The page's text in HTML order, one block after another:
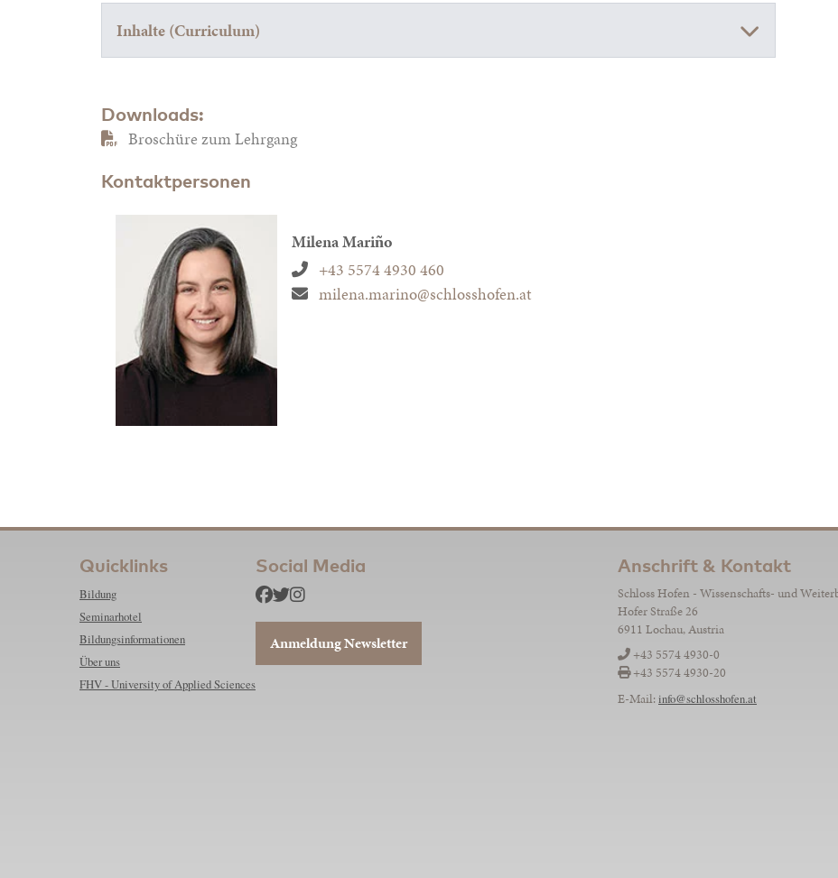
Inhalte (Curriculum)
Downloads:
Broschüre zum Lehrgang
Kontaktpersonen
Milena Mariño
+43 5574 4930 460
milena.marino@schlosshofen.at
Quicklinks
Bildung
Seminarhotel
Bildungsinformationen
Über uns
FHV - University of Applied Sciences
Social Media
Anmeldung Newsletter
Anschrift & Kontakt
Schloss Hofen - Wissenschafts- und
Hofer Straße 26
6911 Lochau, Austria
+43 5574 4930-0
+43 5574 4930-20
E-Mail: info@schlosshofen.at